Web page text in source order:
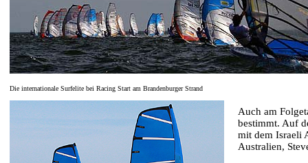
Die internationale Surfelite bei Racing Start am Brandenburger Strand
Auch am
bestimmt. Auf
mit dem Israeli
Australien,